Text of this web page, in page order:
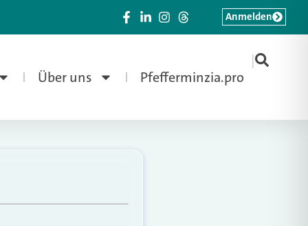
Über uns Pfefferminzia.pro
|
Anmelden